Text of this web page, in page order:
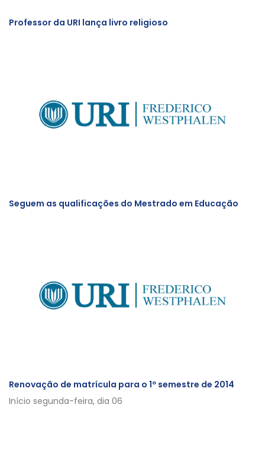
Professor da URI lança livro religioso
Seguem as qualificações do Mestrado em Educação
Renovação de matrícula para o 1º semestre de 2014
Início segunda-feira, dia 06